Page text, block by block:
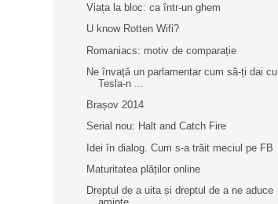
Viața la bloc: ca într-un ghem
U know Rotten Wifi?
Romaniacs: motiv de comparație
Ne învață un parlamentar cum să-ți dai cu
Tesla-n ...
Brașov 2014
Serial nou: Halt and Catch Fire
Idei în dialog. Cum s-a trăit meciul pe FB
Maturitatea plăților online
Dreptul de a uita și dreptul de a ne aduce